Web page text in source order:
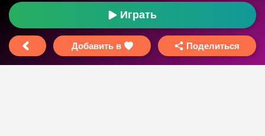
Играть
Добавить в Поделиться